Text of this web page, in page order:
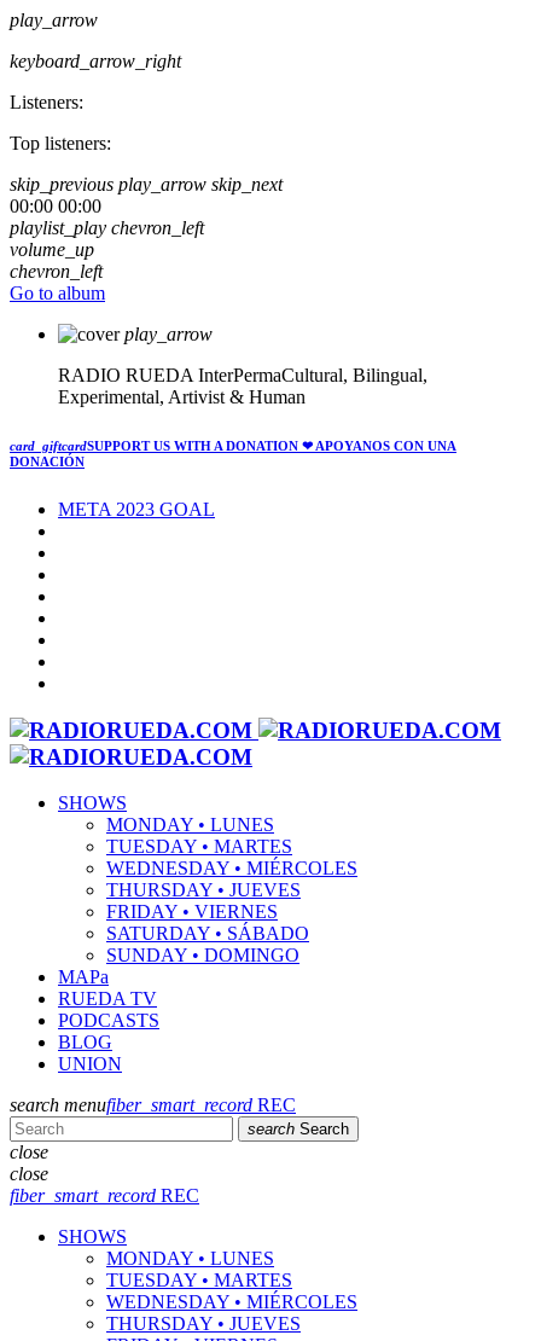
play_arrow
keyboard_arrow_right
Listeners:
Top listeners:
skip_previous play_arrow skip_next
00:00 00:00
playlist_play chevron_left
volume_up
chevron_left
Go to album
play_arrow
RADIO RUEDA InterPermaCultural, Bilingual,
Experimental, Artivist & Human
card_giftcardSUPPORT US WITH A DONATION ❤ APOYANOS CON UNA
DONACIÓN
META 2023 GOAL
SHOWS
MONDAY • LUNES
TUESDAY • MARTES
WEDNESDAY • MIÉRCOLES
THURSDAY • JUEVES
FRIDAY • VIERNES
SATURDAY • SÁBADO
SUNDAY • DOMINGO
MAPa
RUEDA TV
PODCASTS
BLOG
UNION
search menufiber_smart_record REC
search Search
close
close
fiber_smart_record REC
SHOWS
MONDAY • LUNES
TUESDAY • MARTES
WEDNESDAY • MIÉRCOLES
THURSDAY • JUEVES